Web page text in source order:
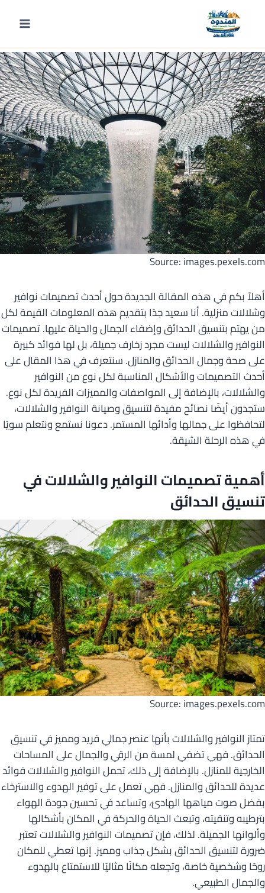
المحتوى
مقدمة
Source: images.pexels.com
أهلاً بكم في هذه المقالة الجديدة حول أحدث تصميمات نوافير
وشلالات منزلية. أنا سعيد جدًا بتقديم هذه المعلومات القيمة لكل
من يهتم بتنسيق الحدائق وإضفاء الجمال والحياة عليها. تصميمات
النوافير والشلالات ليست مجرد زخارف جميلة، بل لها فوائد كبيرة
على صحة وجمال الحدائق والمنازل. سنتعرف في هذا المقال على
أحدث التصميمات والأشكال المناسبة لكل نوع من النوافير
والشلالات، بالإضافة إلى المواصفات والمميزات الفريدة لكل نوع.
ستجدون أيضًا نصائح مفيدة لتنسيق وصيانة النوافير والشلالات،
لتحافظوا على جمالها وأدائها المستمر. دعونا نستمع ونتعلم سويًا
في هذه الرحلة الشيقة.
أهمية تصميمات النوافير والشلالات في
تنسيق الحدائق
Source: images.pexels.com
تمتاز النوافير والشلالات بأنها عنصر جمالي فريد ومميز في تنسيق
الحدائق. فهي تضفي لمسة من الرقي والجمال على المساحات
الخارجية للمنازل. بالإضافة إلى ذلك، تحمل النوافير والشلالات فوائد
عديدة للحدائق والمنازل. فهي تعمل على توفير الهدوء والاسترخاء
بفضل صوت مياهها الهادئ، وتساعد في تحسين جودة الهواء
بترطيبه وتنقيته، وتبعث الحياة والحركة في المكان بأشكالها
وألوانها الجميلة. لذلك، فإن تصميمات النوافير والشلالات تعتبر
ضرورة لتنسيق الحدائق بشكل جذاب ومميز. إنها تعطي للمكان
روحًا وشخصية خاصة، وتجعله مكانًا مثاليًا للاستمتاع بالهدوء
والجمال الطبيعي.